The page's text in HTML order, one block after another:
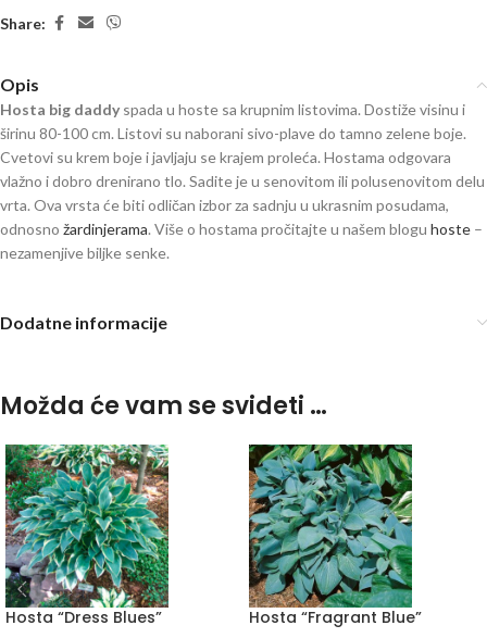
Share:
Opis
Hosta big daddy spada u hoste sa krupnim listovima. Dostiže visinu i
širinu 80-100 cm. Listovi su naborani sivo-plave do tamno zelene boje.
Cvetovi su krem boje i javljaju se krajem proleća. Hostama odgovara
vlažno i dobro drenirano tlo. Sadite je u senovitom ili polusenovitom delu
vrta. Ova vrsta će biti odličan izbor za sadnju u ukrasnim posudama,
odnosno žardinjerama. Više o hostama pročitajte u našem blogu hoste –
nezamenjive biljke senke.
Dodatne informacije
Možda će vam se svideti …
Hosta “Dress Blues” Hosta “Fragrant Blue”